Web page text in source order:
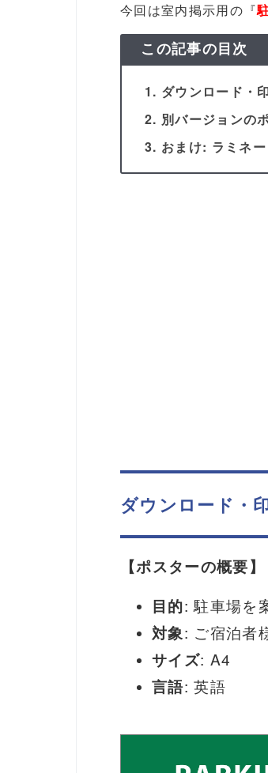
今回は室内掲示用の『
ダウンロード・
別バージョンの
おまけ: ラミネ
ダウンロード・
【ポスターの概要】
目的: 駐車場を
対象: ご宿泊者
サイズ: A4
言語: 英語